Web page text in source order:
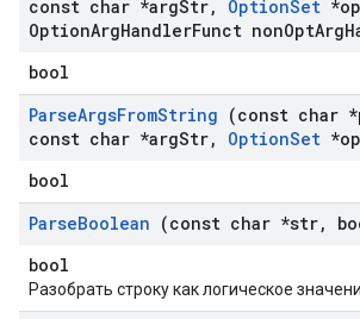
const char *argStr, OptionSet
OptionArgHandlerFunct nonOptArg
bool
ParseArgsFromString (const char
const char *argStr, OptionSet
bool
ParseBoolean (const char *str,
bool
Разобрать строку как логическое